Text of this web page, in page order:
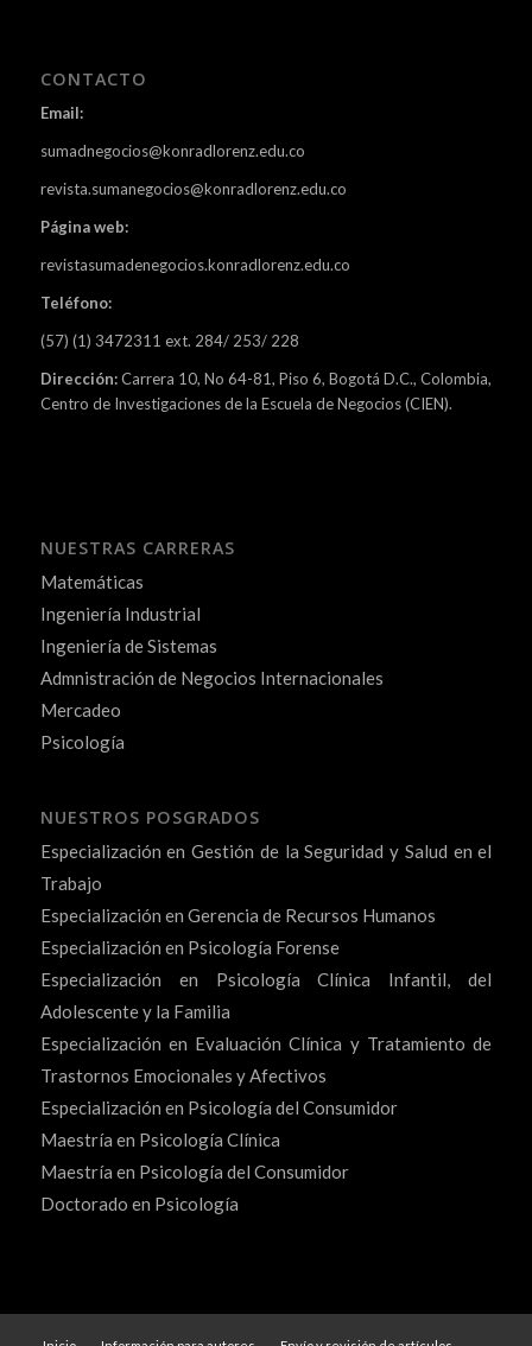
CONTACTO
Email:
sumadnegocios@konradlorenz.edu.co
revista.sumanegocios@konradlorenz.edu.co
Página web:
revistasumadenegocios.konradlorenz.edu.co
Teléfono:
(57) (1) 3472311 ext. 284/ 253/ 228
Dirección:Carrera 10, No 64-81, Piso 6, Bogotá D.C., Colombia,
Centro de Investigaciones de la Escuela de Negocios (CIEN).
NUESTRAS CARRERAS
Matemáticas
Ingeniería Industrial
Ingeniería de Sistemas
Admnistración de Negocios Internacionales
Mercadeo
Psicología
NUESTROS POSGRADOS
Especialización en Gestión de la Seguridad y Salud en el
Trabajo
Especialización en Gerencia de Recursos Humanos
Especialización en Psicología Forense
Especialización en Psicología Clínica Infantil, del
Adolescente y la Familia
Especialización en Evaluación Clínica y Tratamiento de
Trastornos Emocionales y Afectivos
Especialización en Psicología del Consumidor
Maestría en Psicología Clínica
Maestría en Psicología del Consumidor
Doctorado en Psicología